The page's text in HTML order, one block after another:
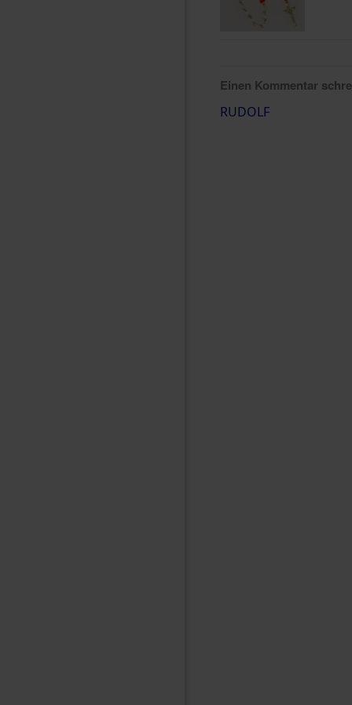
Einen Kommentar
RUDOLF